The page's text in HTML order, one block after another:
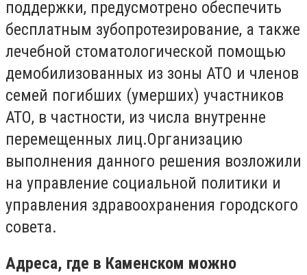
поддержки, предусмотрено обеспечить
бесплатным зубопротезирование, а также
лечебной стоматологической помощью
демобилизованных из зоны АТО и членов
семей погибших (умерших) участников
АТО, в частности, из числа внутренне
перемещенных лиц.Организацию
выполнения данного решения возложили
на управление социальной политики и
управления здравоохранения городского
совета.
Адреса, где в Каменском можно